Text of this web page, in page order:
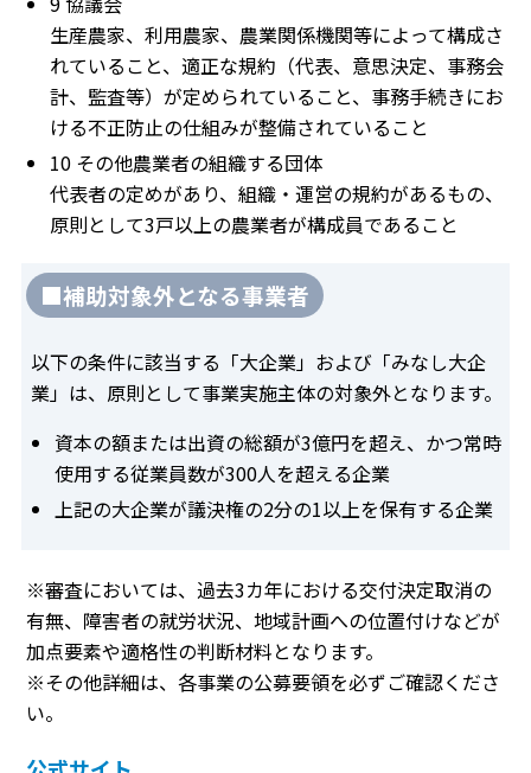
生産農家、利用農家、農業関係機関等によって構成さ
れていること、適正な規約（代表、意思決定、事務会
計、監査等）が定められていること、事務手続きにお
ける不正防止の仕組みが整備されていること
10 その他農業者の組織する団体
代表者の定めがあり、組織・運営の規約があるもの、
原則として3戸以上の農業者が構成員であること
■補助対象外となる事業者
以下の条件に該当する「大企業」および「みなし大企
業」は、原則として事業実施主体の対象外となります。
資本の額または出資の総額が3億円を超え、かつ常時
使用する従業員数が300人を超える企業
上記の大企業が議決権の2分の1以上を保有する企業
※審査においては、過去3カ年における交付決定取消の
有無、障害者の就労状況、地域計画への位置付けなどが
加点要素や適格性の判断材料となります。
※その他詳細は、各事業の公募要領を必ずご確認くださ
い。